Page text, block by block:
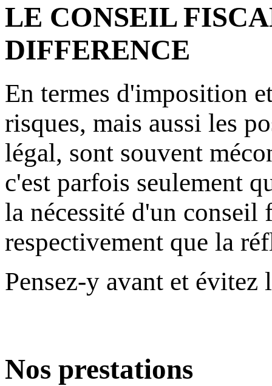
LE CONSEIL
DIFFERENCE
En termes d'imposition
risques, mais aussi les
légal, sont souvent
c'est parfois seulement
la nécessité d'un conseil
respectivement que la
Pensez-y avant et évitez
Nos prestations